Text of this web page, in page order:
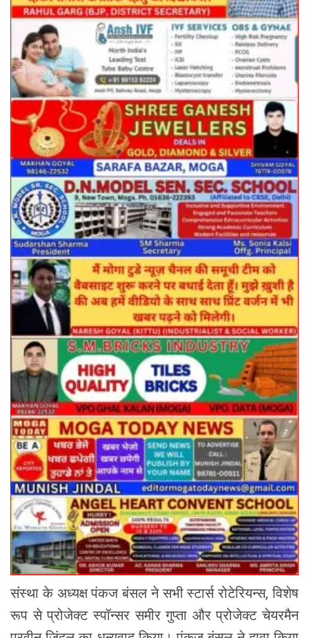
संस्था के अध्यक्ष पंकज बंसल ने सभी स्टार्स रोटेरियन्स, विशेष
रूप से प्रोजेक्ट स्पॉन्सर समीर गुप्ता और प्रोजेक्ट चेयरमैन